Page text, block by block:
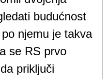
budućnost
njemu je takva
se RS prvo
priključi